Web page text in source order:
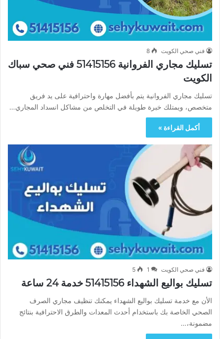
فني صحي الكويت 8
تسليك مجاري الفروانية 51415156 فني صحي سباك
الكويت
تسليك مجاري الفروانية يتم بأفضل مهارة واحترافية على يد فريق
متخصص، ويمتلك خبرة طويلة في التخلص من مشاكل انسداد المجاري…
أكمل القراءة »
فني صحي الكويت 1
5
تسليك بواليع الشهداء 51415156 خدمة 24 ساعة
الأن مع خدمة تسليك بواليع الشهداء يمكنك تنظيف مجاري الصرف
الصحي الخاصة بك باستخدام أحدث المعدات والطرق الاحترافية بنتائج
مضمونة،…